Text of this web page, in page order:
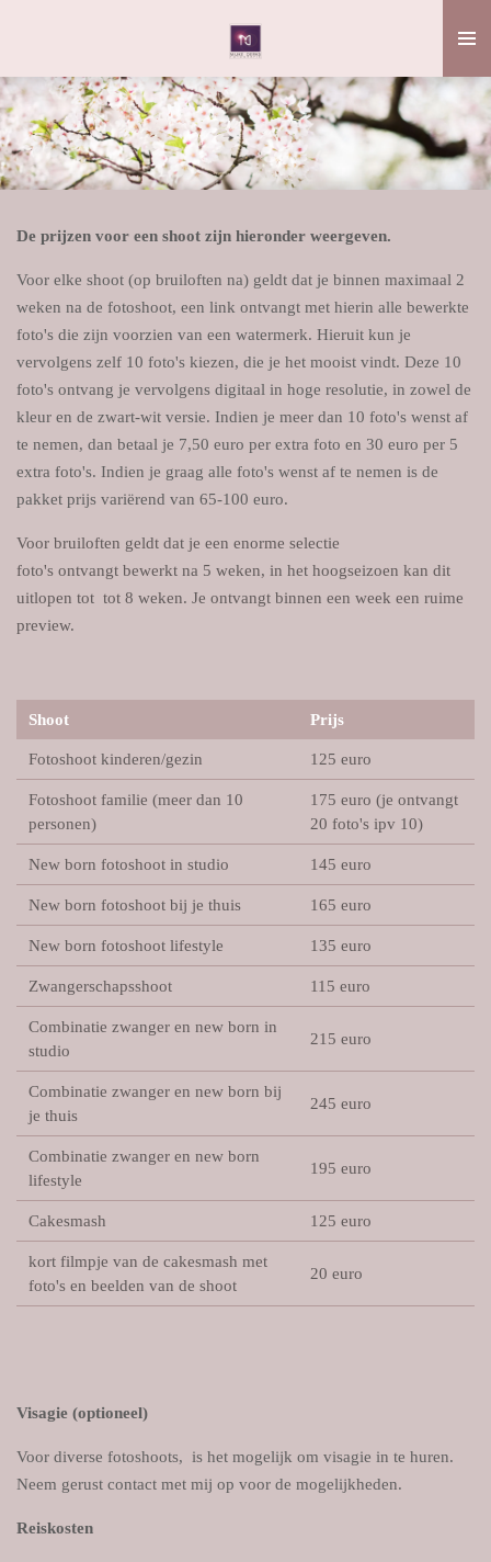
naar
de
hoofdinhoud
De prijzen voor een shoot zijn hieronder weergeven.
Voor elke shoot (op bruiloften na) geldt dat je binnen maximaal 2
weken na de fotoshoot, een link ontvangt met hierin alle bewerkte
foto's die zijn voorzien van een watermerk. Hieruit kun je
vervolgens zelf 10 foto's kiezen, die je het mooist vindt. Deze 10
foto's ontvang je vervolgens digitaal in hoge resolutie, in zowel de
kleur en de zwart-wit versie. Indien je meer dan 10 foto's wenst af
te nemen, dan betaal je 7,50 euro per extra foto en 30 euro per 5
extra foto's. Indien je graag alle foto's wenst af te nemen is de
pakket prijs variërend van 65-100 euro.
Voor bruiloften geldt dat je een enorme selectie
foto's ontvangt bewerkt na 5 weken, in het hoogseizoen kan dit
uitlopen tot tot 8 weken. Je ontvangt binnen een week een ruime
preview.
Shoot Prijs
Fotoshoot kinderen/gezin 125 euro
Fotoshoot familie (meer dan 10
personen)
175 euro (je ontvangt
20 foto's ipv 10)
New born fotoshoot in studio 145 euro
New born fotoshoot bij je thuis 165 euro
New born fotoshoot lifestyle 135 euro
Zwangerschapsshoot 115 euro
Combinatie zwanger en new born in
studio
215 euro
Combinatie zwanger en new born bij
je thuis
245 euro
Combinatie zwanger en new born
lifestyle
195 euro
Cakesmash 125 euro
kort filmpje van de cakesmash met
foto's en beelden van de shoot
20 euro
Visagie (optioneel)
Voor diverse fotoshoots, is het mogelijk om visagie in te huren.
Neem gerust contact met mij op voor de mogelijkheden.
Reiskosten